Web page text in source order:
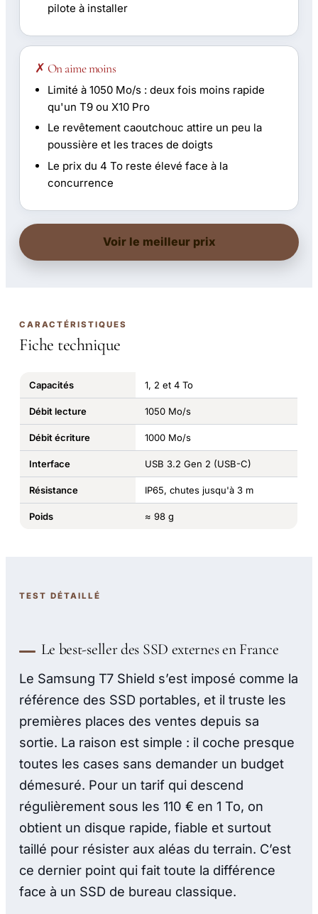
pilote à installer
✗ On aime moins
Limité à 1050 Mo/s : deux fois moins rapide
qu'un T9 ou X10 Pro
Le revêtement caoutchouc attire un peu la
poussière et les traces de doigts
Le prix du 4 To reste élevé face à la
concurrence
Voir le meilleur prix
CARACTÉRISTIQUES
Fiche technique
Capacités 1, 2 et 4 To
Débit lecture 1050 Mo/s
Débit écriture 1000 Mo/s
Interface USB 3.2 Gen 2 (USB-C)
Résistance IP65, chutes jusqu'à 3 m
Poids ≈ 98 g
TEST DÉTAILLÉ
Le best-seller des SSD externes en France
Le Samsung T7 Shield s’est imposé comme la
référence des SSD portables, et il truste les
premières places des ventes depuis sa
sortie. La raison est simple : il coche presque
toutes les cases sans demander un budget
démesuré. Pour un tarif qui descend
régulièrement sous les 110 € en 1 To, on
obtient un disque rapide, fiable et surtout
taillé pour résister aux aléas du terrain. C’est
ce dernier point qui fait toute la différence
face à un SSD de bureau classique.